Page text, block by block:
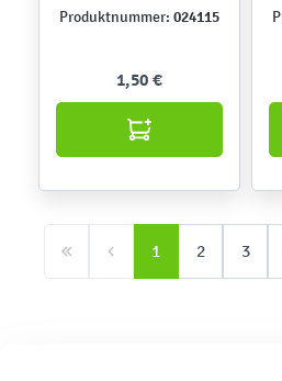
Produktnummer: 024115
1,50 €
1 2 3